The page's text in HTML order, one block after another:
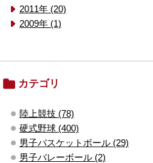
2011年 (20)
2009年 (1)
カテゴリ
陸上競技 (78)
硬式野球 (400)
男子バスケットボール (29)
男子バレーボール (2)